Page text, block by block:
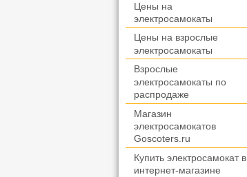
Цены на
электросамокаты
Цены на взрослые
электросамокаты
Взрослые
электросамокаты по
распродаже
Магазин
электросамокатов
Goscoters.ru
Купить электросамокат в
интернет-магазине